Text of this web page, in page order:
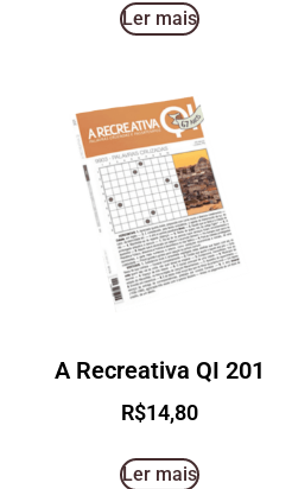
Ler mais
A Recreativa QI 201
R$14,80
Ler mais